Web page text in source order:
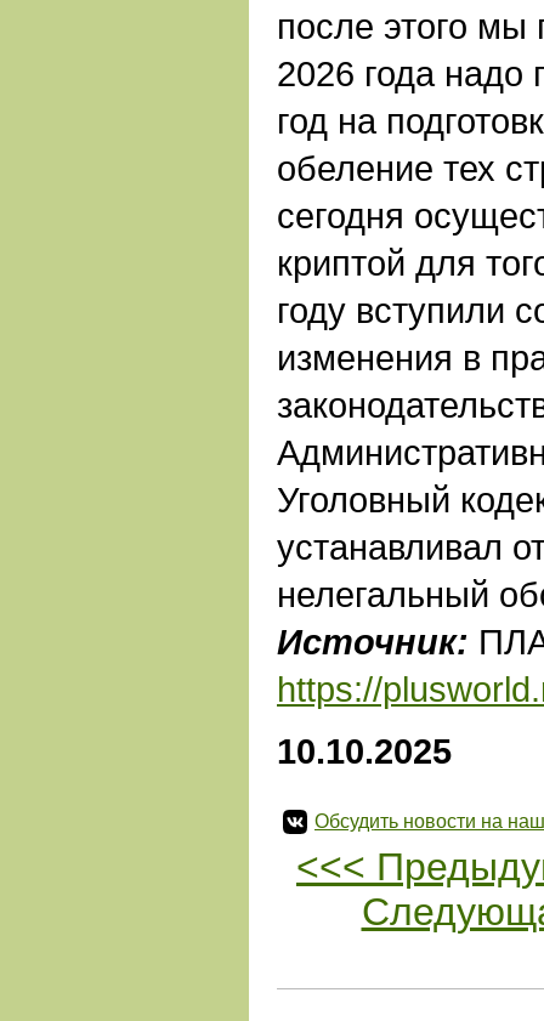
после этого мы
2026 года надо
год на
обеление тех
сегодня
криптой для
году вступили
изменения в
Уголовный
устанавливал
нелегальный
Источник:
https://
10.10.2025
Обсудить новости на
<<<